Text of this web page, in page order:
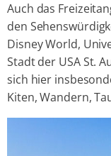
Auch das
den
Disney World,
Stadt der USA St.
sich hier
Kiten, Wandern,